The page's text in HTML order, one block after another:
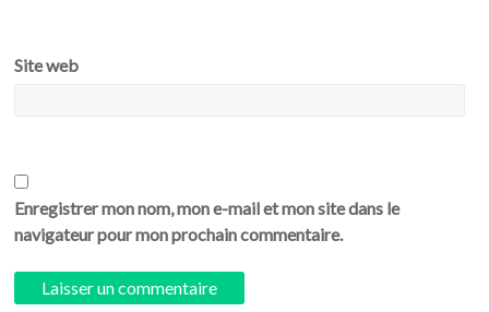
Site web
Enregistrer mon nom, mon e-mail et mon site dans le
navigateur pour mon prochain commentaire.